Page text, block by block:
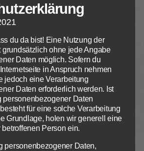
Gutes tut, ist Gottes Kind. Wer
nie gekannt.
ist Gottes Kind. Wer
Gott nie gekannt
kann erkennen, ob ein
du da bist! Eine Nutzung der
grundsätzlich ohne jede Angabe
Daten möglich. Sofern du
in Anspruch nehmen
jedoch eine Verarbeitung
Daten erforderlich werden. Ist
personenbezogener Daten
für eine solche Verarbeitung
Grundlage, holen wir generell eine
Person ein.
personenbezogener Daten,